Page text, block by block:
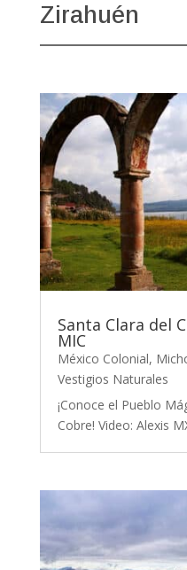
Zirahuén
Santa Clara del
MIC
México Colonial,
Vestigios Naturales
¡Conoce el Pueblo
Cobre! Video: Alexis